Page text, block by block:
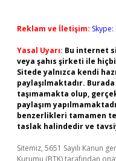
Reklam ve İletişim:
Yasal Uyarı: Bu internet
veya şahıs şirketi ile
Sitede yalnızca kendi
paylaşılmaktadır.
taşımamakta olup,
paylaşım
benzerlikleri tamamen
taslak halindedir ve
Sitemiz, 5651 Sayılı Kanun
Kurumu (BTK) tarafından